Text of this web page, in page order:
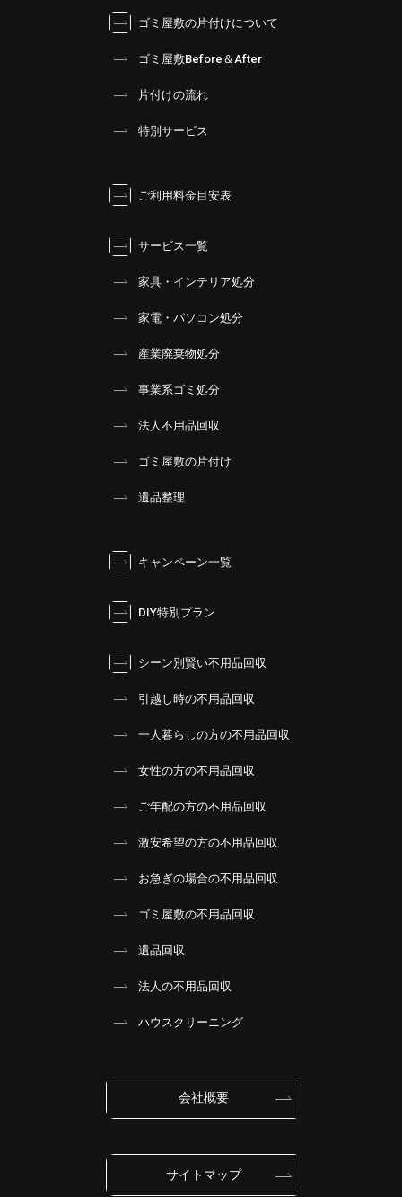
ゴミ屋敷の片付けについて
ゴミ屋敷Before＆After
片付けの流れ
特別サービス
ご利用料金目安表
サービス一覧
家具・インテリア処分
家電・パソコン処分
産業廃棄物処分
事業系ゴミ処分
法人不用品回収
ゴミ屋敷の片付け
遺品整理
キャンペーン一覧
DIY特別プラン
シーン別賢い不用品回収
引越し時の不用品回収
一人暮らしの方の不用品回収
女性の方の不用品回収
ご年配の方の不用品回収
激安希望の方の不用品回収
お急ぎの場合の不用品回収
ゴミ屋敷の不用品回収
遺品回収
法人の不用品回収
ハウスクリーニング
会社概要
サイトマップ